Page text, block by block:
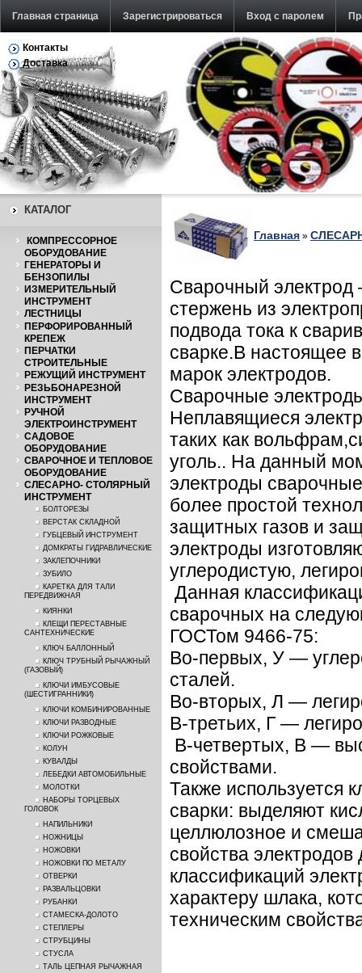
Главная страница Зарегистрироваться Вход с паролем
Обратная связь
Контакты
Доставка
КАТАЛОГ
КОМПРЕССОРНОЕ
ОБОРУДОВАНИЕ
ГЕНЕРАТОРЫ И
БЕНЗОПИЛЫ
ИЗМЕРИТЕЛЬНЫЙ
ИНСТРУМЕНТ
ЛЕСТНИЦЫ
ПЕРФОРИРОВАННЫЙ
КРЕПЕЖ
ПЕРЧАТКИ
СТРОИТЕЛЬНЫЕ
РЕЖУЩИЙ ИНСТРУМЕНТ
РЕЗЬБОНАРЕЗНОЙ
ИНСТРУМЕНТ
РУЧНОЙ
ЭЛЕКТРОИНСТРУМЕНТ
САДОВОЕ
ОБОРУДОВАНИЕ
СВАРОЧНОЕ И ТЕПЛОВОЕ
ОБОРУДОВАНИЕ
СЛЕСАРНО- СТОЛЯРНЫЙ
ИНСТРУМЕНТ
БОЛТОРЕЗЫ
ВЕРСТАК СКЛАДНОЙ
ГУБЦЕВЫЙ ИНСТРУМЕНТ
ДОМКРАТЫ ГИДРАВЛИЧЕСКИЕ
ЗАКЛЕПОЧНИКИ
ЗУБИЛО
КАРЕТКА ДЛЯ ТАЛИ
ПЕРЕДВИЖНАЯ
КИЯНКИ
КЛЕЩИ ПЕРЕСТАВНЫЕ
САНТЕХНИЧЕСКИЕ
КЛЮЧ БАЛЛОННЫЙ
КЛЮЧ ТРУБНЫЙ РЫЧАЖНЫЙ
(ГАЗОВЫЙ)
КЛЮЧИ ИМБУСОВЫЕ
(ШЕСТИГРАННИКИ)
КЛЮЧИ КОМБИНИРОВАННЫЕ
КЛЮЧИ РАЗВОДНЫЕ
КЛЮЧИ РОЖКОВЫЕ
КОЛУН
КУВАЛДЫ
ЛЕБЕДКИ АВТОМОБИЛЬНЫЕ
МОЛОТКИ
НАБОРЫ ТОРЦЕВЫХ
ГОЛОВОК
НАПИЛЬНИКИ
НОЖНИЦЫ
НОЖОВКИ
НОЖОВКИ ПО МЕТАЛУ
ОТВЕРКИ
РАЗВАЛЬЦОВКИ
РУБАНКИ
СТАМЕСКА-ДОЛОТО
СТЕПЛЕРЫ
СТРУБЦИНЫ
СТУСЛА
ТАЛЬ ЦЕПНАЯ РЫЧАЖНАЯ
Главная »
Сварочный электрод
стержень из
подвода тока к
сварке.В настоящее
марок электродов.
Сварочные
Неплавящиеся
таких как
уголь.. На данный
электроды
более простой
защитных газов и
электроды
углеродистую,
Данная
сварочных на
ГОСТом 9466-75:
Во-первых, У —
сталей.
Во-вторых, Л —
В-третьих, Г —
В-четвертых, В —
свойствами.
Также используется
сварки: выделяют
целлюлозное и
свойства
классификаций
характеру шлака,
техническим